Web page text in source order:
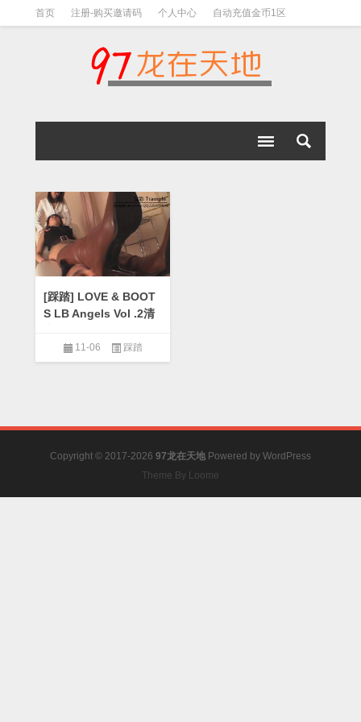
首页 注册-购买邀请码 个人中心 自动充值金币1区
[踩踏] LOVE & BOOT
S LB Angels Vol .2清
11-06 踩踏
Copyright © 2017-2026 97龙在天地 Powered by WordPress
Theme By Loome